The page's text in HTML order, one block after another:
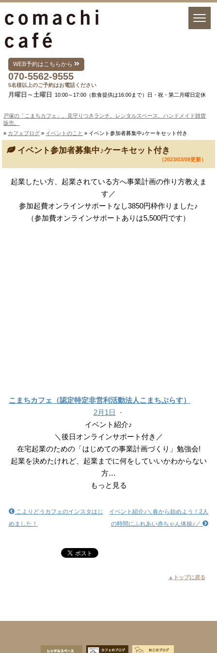
WEB予約はこちらから
070-5562-9555
5名様以上のご予約はお電話ください
月曜日～土曜日 10:00～17:00（飲食提供は16:00まで）日・祝・第二月曜日定休
戸塚の「こまちカフェ」。見守りつきランチ、レンタルスペース、ハンドメイド雑貨
販売。
» カフェブログ » イベントのこと » イベント参加者募集中♪ケーキセット付き
イベント参加者募集中♪ケーキセット付き
（2023/03/09更新）
起業したい方、起業されている方へ事業計画の作り方教えま
す／
参加起費オンラインサポートなし3850円枠作りました♪
（参加費オンラインサポートありは5,500円です）
こまちカフェ（認定特定非営利活動法人こまちぷらす）
2月1日
·
イベント紹介♪
＼後日オンラインサポート付き／
在宅起業のための「はじめての事業計画づくり」勉強会!
起業を決めたけれど、起業までに何をしていいかわからない
方…
もっと見る
イベント紹介♪＼春から始めよう！2人
の時間にふれあい赤ちゃん体操♪／
こよりどうカフェのインスタはじ
めました！
▲トップに戻る